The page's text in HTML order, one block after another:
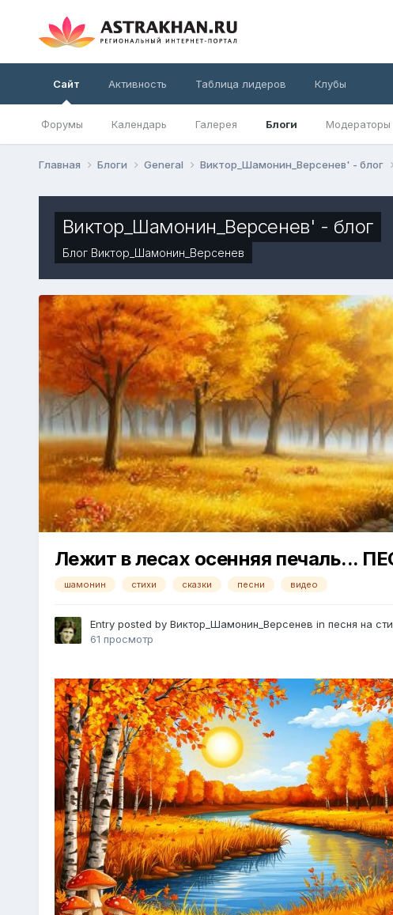
Сайт
Форумы Календарь Галерея Блоги Модераторы
Активность Таблица лидеров Клубы
Главная Блоги General Виктор_Шамонин_Версенев' - блог
Виктор_Шамонин_Версенев' - блог
Блог Виктор_Шамонин_Версенев
Лежит в лесах осенняя печаль...
шамонин стихи сказки песни видео
Entry posted by Виктор_Шамонин_Версенев in песня на
61 просмотр